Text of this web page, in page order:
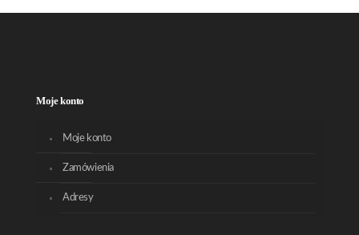
Moje konto
Moje konto
Zamówienia
Adresy